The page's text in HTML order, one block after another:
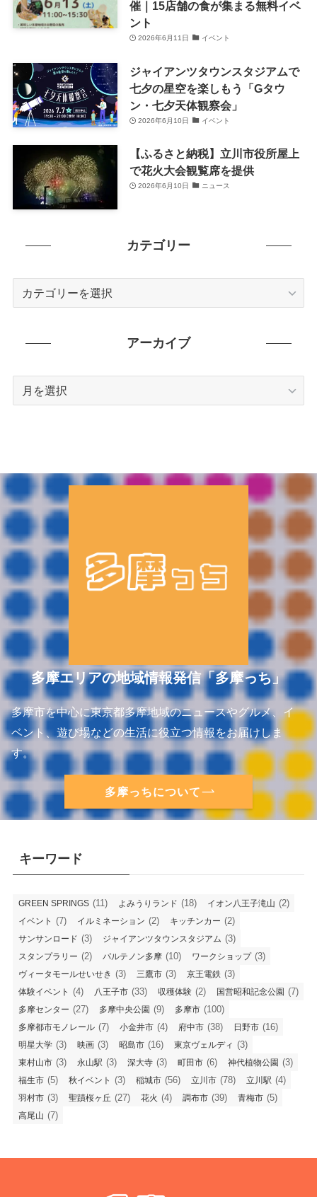
催｜15店舗の食が集まる無料イベ
ント
2026年6月11日 イベント
ジャイアンツタウンスタジアムで
七夕の星空を楽しもう「Gタウ
ン・七夕天体観察会」
2026年6月10日 イベント
【ふるさと納税】立川市役所屋上
で花火大会観覧席を提供
2026年6月10日 ニュース
カテゴリー
アーカイブ
多摩エリアの地域情報発信「多摩っち」
多摩市を中心に東京都多摩地域のニュースやグルメ、イ
ベント、遊び場などの生活に役立つ情報をお届けしま
す。
多摩っちについて
キーワード
GREEN SPRINGS (11) よみうりランド (18) イオン八王子滝山 (2)
イベント (7) イルミネーション (2) キッチンカー (2)
サンサンロード (3) ジャイアンツタウンスタジアム (3)
スタンプラリー (2) パルテノン多摩 (10) ワークショップ(3)
ヴィータモールせいせき (3) 三鷹市 (3) 京王電鉄 (3)
体験イベント (4) 八王子市 (33) 収穫体験 (2) 国営昭和記念公園 (7)
多摩センター (27) 多摩中央公園 (9) 多摩市 (100)
多摩都市モノレール (7) 小金井市 (4) 府中市 (38) 日野市 (16)
明星大学 (3) 映画 (3) 昭島市 (16) 東京ヴェルディ (3)
東村山市 (3) 永山駅 (3) 深大寺 (3) 町田市 (6) 神代植物公園 (3)
福生市 (5) 秋イベント (3) 稲城市 (56) 立川市 (78) 立川駅 (4)
羽村市 (3) 聖蹟桜ヶ丘 (27) 花火 (4) 調布市 (39) 青梅市 (5)
高尾山 (7)